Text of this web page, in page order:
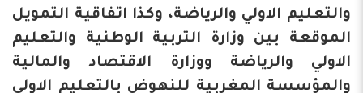
والتعليم الاولي والرياضة، وكذا اتفاقية التمويل
الموقعة بين وزارة التربية الوطنية والتعليم
الاولي والرياضة ووزارة الاقتصاد والمالية
والمؤسسة المغربية للنهوض بالتعليم الاولي